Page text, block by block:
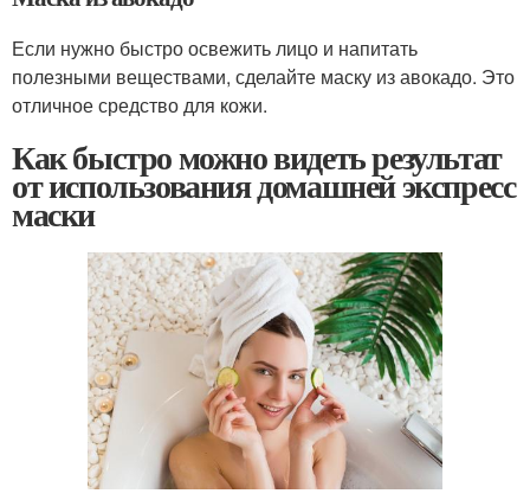
Если нужно быстро освежить лицо и напитать
полезными веществами, сделайте маску из авокадо. Это
отличное средство для кожи.
Как быстро можно видеть результат
от использования домашней экспресс
маски